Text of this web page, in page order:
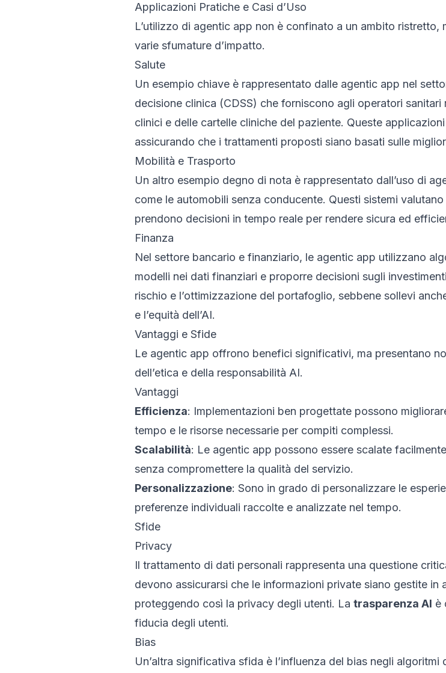
Applicazioni Pratiche e Casi d’Uso
L’utilizzo di agentic app non è confinato a un ambito
varie sfumature d’impatto.
Salute
Un esempio chiave è rappresentato dalle agentic app nel
decisione clinica (CDSS) che forniscono agli operatori sanitari
clinici e delle cartelle cliniche del paziente. Queste
assicurando che i trattamenti proposti siano basati sulle
Mobilità e Trasporto
Un altro esempio degno di nota è rappresentato dall’uso di
come le automobili senza conducente. Questi sistemi
prendono decisioni in tempo reale per rendere sicura ed
Finanza
Nel settore bancario e finanziario, le agentic app utilizzano
modelli nei dati finanziari e proporre decisioni sugli
rischio e l’ottimizzazione del portafoglio, sebbene sollevi
e l’equità dell’AI.
Vantaggi e Sfide
Le agentic app offrono benefici significativi, ma presentano
dell’etica e della responsabilità AI.
Vantaggi
Efficienza: Implementazioni ben progettate possono
tempo e le risorse necessarie per compiti complessi.
Scalabilità: Le agentic app possono essere scalate
senza compromettere la qualità del servizio.
Personalizzazione: Sono in grado di personalizzare le
preferenze individuali raccolte e analizzate nel tempo.
Sfide
Privacy
Il trattamento di dati personali rappresenta una questione
devono assicurarsi che le informazioni private siano gestite
proteggendo così la privacy degli utenti. La trasparenza AI è
fiducia degli utenti.
Bias
Un’altra significativa sfida è l’influenza del bias negli